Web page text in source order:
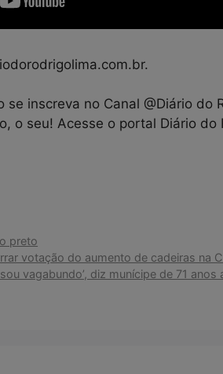
se inscreva no Canal @Diário do
o seu! Acesse o portal Diário
preto
votação do aumento de cadeiras na
sou vagabundo’, diz munícipe de 71